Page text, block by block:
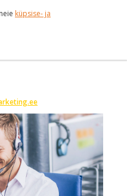
küpsise- ja